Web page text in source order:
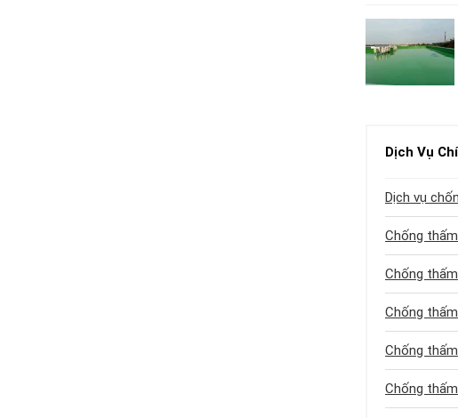
Dịch Vụ
Dịch vụ
Chống
Chống
Chống
Chống
Chống